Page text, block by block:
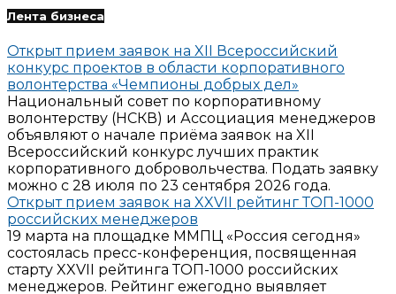
Лента бизнеса
Открыт прием заявок на XII Всероссийский
конкурс проектов в области корпоративного
волонтерства «Чемпионы добрых дел»
Национальный совет по корпоративному
волонтерству (НСКВ) и Ассоциация менеджеров
объявляют о начале приёма заявок на XII
Всероссийский конкурс лучших практик
корпоративного добровольчества. Подать заявку
можно с 28 июля по 23 сентября 2026 года.
Открыт прием заявок на XXVII рейтинг ТОП-1000
российских менеджеров
19 марта на площадке ММПЦ «Россия сегодня»
состоялась пресс-конференция, посвященная
старту XXVII рейтинга ТОП-1000 российских
менеджеров. Рейтинг ежегодно выявляет